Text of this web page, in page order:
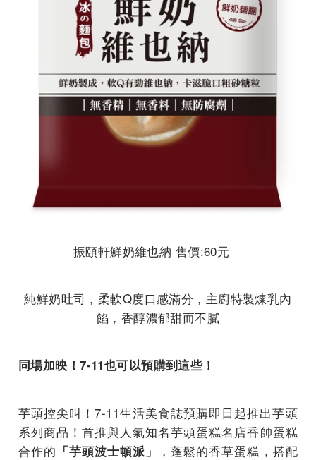
振頤軒鮮奶維也納 售價:60元
純鮮奶吐司，柔軟Q度口感滿分，主廚特製煉乳內
餡，香醇濃郁甜而不膩
同場加映！7-11也可以預購到這些！
芋頭控尖叫！7-11生活美食誌預購即日起推出芋頭
系列商品！首推與人氣知名芋頭蛋糕名店香帥蛋糕
合作的 「芋頭波士頓派」
，蓬鬆的香草蛋糕，搭配